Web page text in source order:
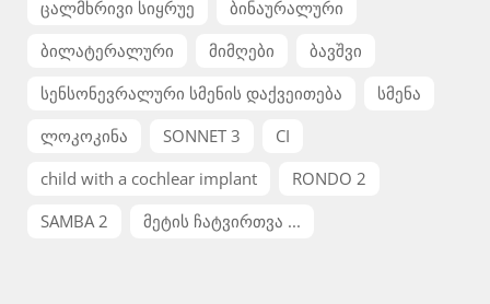
ცალმხრივი სიყრუე
ბინაურალური
ბილატერალური
მიმღები
ბავშვი
სენსონევრალური სმენის დაქვეითება
სმენა
ლოკოკინა
SONNET 3
CI
child with a cochlear implant
RONDO 2
SAMBA 2
მეტის ჩატვირთვა ...